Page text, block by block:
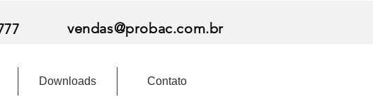
vendas@probac.com.br
Downloads Contato